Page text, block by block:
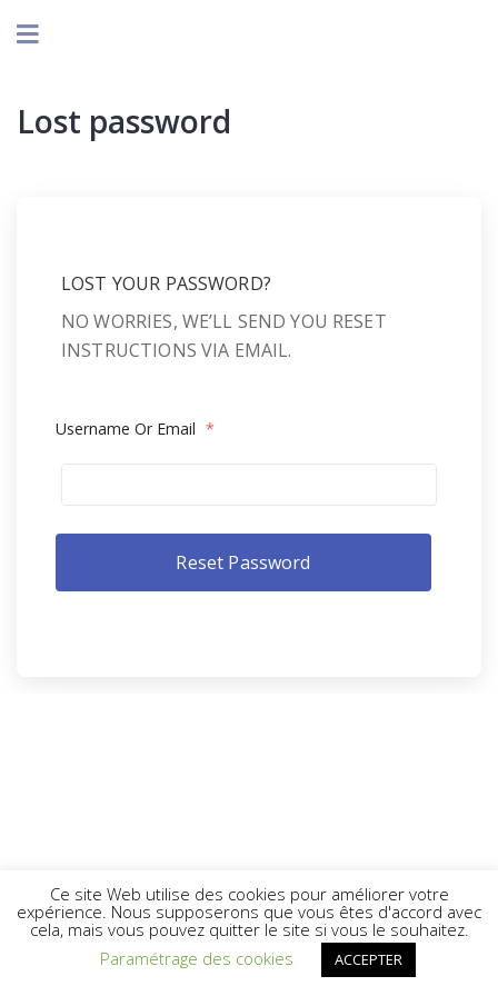
Lost password
LOST YOUR PASSWORD?
NO WORRIES, WE’LL SEND YOU RESET
INSTRUCTIONS VIA EMAIL.
Username Or Email *
Ce site Web utilise des cookies pour améliorer votre
expérience. Nous supposerons que vous êtes d'accord avec
cela, mais vous pouvez quitter le site si vous le souhaitez.
Paramétrage des cookies
ACCEPTER